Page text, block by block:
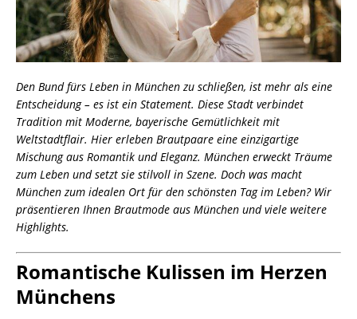
Den Bund fürs Leben in München zu schließen, ist mehr als eine
Entscheidung – es ist ein Statement. Diese Stadt verbindet
Tradition mit Moderne, bayerische Gemütlichkeit mit
Weltstadtflair. Hier erleben Brautpaare eine einzigartige
Mischung aus Romantik und Eleganz. München erweckt Träume
zum Leben und setzt sie stilvoll in Szene. Doch was macht
München zum idealen Ort für den schönsten Tag im Leben? Wir
präsentieren Ihnen Brautmode aus München und viele weitere
Highlights.
Romantische Kulissen im Herzen
Münchens